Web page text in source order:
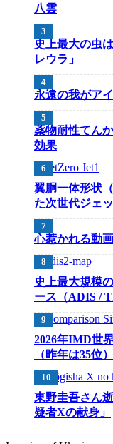
八雲
史上最大の虫
レウラ」
永遠の我がア
薬物耐性てん
効果
翼胴一体形状
た次世代ジェ
心惹かれる動
史上最大規模
ース（ADIS /
2026年IMD世
（昨年は35位）
東野圭吾さん
疑者Xの献身」